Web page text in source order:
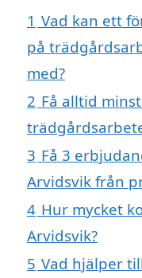
1 Vad kan ett
på
med?
2 Få alltid
3 Få 3
Arvidsvik från
4 Hur mycket
Arvidsvik?
5 Vad hjälper